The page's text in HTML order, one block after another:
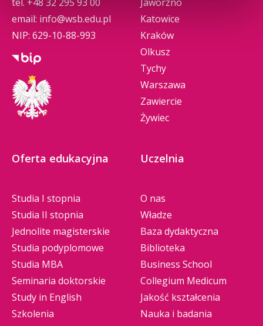
em_sluchowym_oparty_o_uslugi_telemedyczne
ka_rutkowska (535 KB)
dzien_3_20240516_realpolhipotwg_pthipadaniel
ewicz (538 KB)
POBIERZ PDF
dzien_3_20240517_rola_felinoterapii_w_zyciu_os
ob_z_niepelnosprawnoscia (447 KB)
email: info@wsb.edu.pl
NIP: 629-10-88-993
Katowice
Kraków
Olkusz
Tychy
Warszawa
Zawiercie
Żywiec
Oferta edukacyjna
Studia I stopnia
Studia II stopnia
Jednolite magisterskie
Studia podyplomowe
Studia MBA
Seminaria doktorskie
Study in English
Szkolenia
Uczelnia
O nas
Władze
Baza dydaktyczna
Biblioteka
Business School
Collegium Medicum
Jakość kształcenia
Nauka i badania